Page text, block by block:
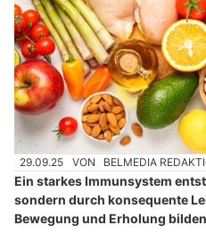
29.09.25 VON BELMEDIA
Ein starkes Immunsystem
sondern durch konsequente
Bewegung und Erholung